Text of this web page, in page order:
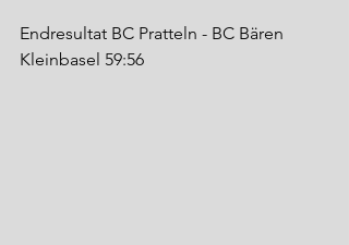
Endresultat BC Pratteln - BC Bären
Kleinbasel 59:56